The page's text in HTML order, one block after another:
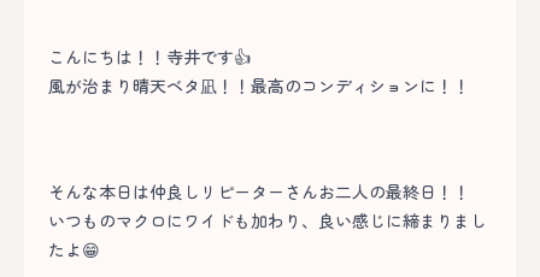
こんにちは！！寺井です👍
風が治まり晴天ベタ凪！！最高のコンディションに！！
そんな本日は仲良しリピーターさんお二人の最終日！！
いつものマクロにワイドも加わり、良い感じに締まりまし
たよ😁